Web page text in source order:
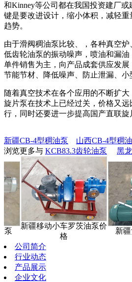
和Kinney等公司都在我国投资建厂
键是要改进设计，缩小体积，减轻
趋势。
由于滑阀稠油泵比较、，各种真空
低齿轮油泵的振动噪声，喷油和漏
单件销售为主，向产品成套供应发
节能节材、降低噪声、防止泄漏、小
随着真空技术在各个应用的不断扩
旋片泵在技术上已经过关，价格又
行，同时还要进一步提高国产直联旋
新疆CB-4型稠油泵
山西CB-4型稠
浏览更多与 KCB83.3齿轮油泵 黑
疆移动小车罗茨油泵价
新疆贵州沥
公司简介
行业动态
产品展示
企业文化